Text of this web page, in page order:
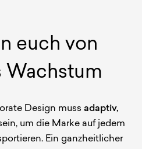
euch von
Wachstum
Design muss adaptiv,
um die Marke auf jedem
Ein ganzheitlicher